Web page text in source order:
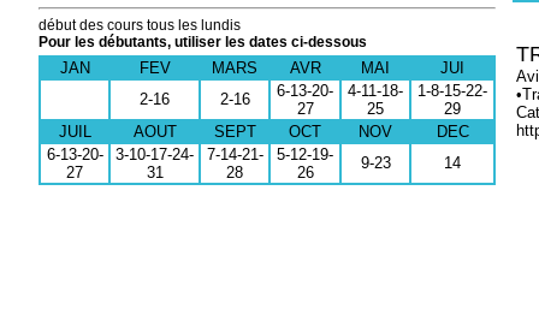
début des cours tous les lundis
Pour les débutants, utiliser les dates ci-dessous
JAN FEV MARS AVR MAI
JUI
2-16
2-16
6-13-20-
27
4-11-18-
25
1-8-15-22-
29
JUIL
AOUT SEPT OCT NOV
DEC
6-13-20-
27
3-10-17-24-
31
7-14-21-
28
5-12-19-
26
9-23 14